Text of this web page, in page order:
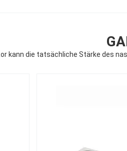
kann die tatsächliche Stärke des